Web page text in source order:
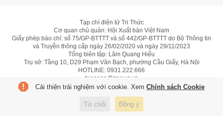
Tạp chí điện tử Tri Thức
Cơ quan chủ quản: Hội Xuất bản Việt Nam
Giấy phép báo chí: số 75/GP-BTTTT và số 442/GP-BTTTT do Bộ Thông tin
và Truyền thông cấp ngày 26/02/2020 và ngày 29/11/2023
Tổng biên tập: Lâm Quang Hiếu
Trụ sở: Tầng 10, D29 Phạm Văn Bạch, phường Cầu Giấy, Hà Nội
HOTLINE: 0931.222.666
toasoan@znews.vn
Cải thiện trải nghiệm với cookie. Xem Chính sách Cookie
Từ chối Đồng ý